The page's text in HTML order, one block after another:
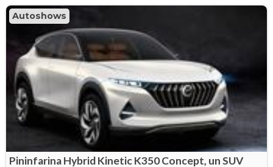
Autoshows
Pininfarina Hybrid Kinetic K350 Concept, un SUV